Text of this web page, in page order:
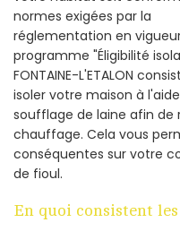
normes exigées par la
réglementation en
programme "Éligibilité
FONTAINE-L'ETALON
isoler votre maison à
soufflage de laine afin
chauffage. Cela vous
conséquentes sur votre
de fioul.
En quoi consistent